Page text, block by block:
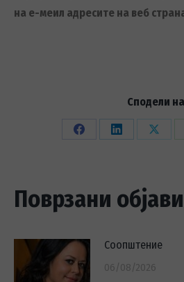
на е-меил адресите на веб
Сподели на
Share
Share
Share
Поврзани објави
Соопштение
06/08/2026